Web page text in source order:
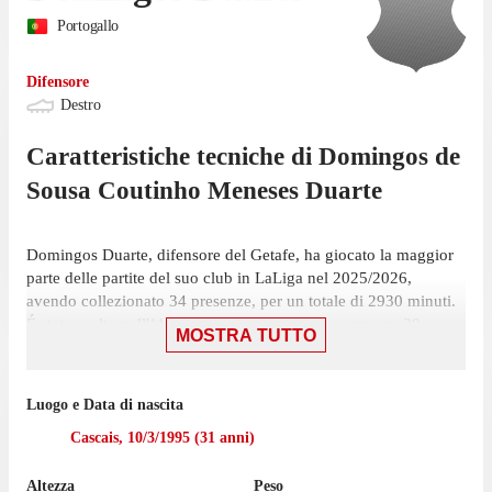
Portogallo
Difensore
Destro
Caratteristiche tecniche di Domingos de
Sousa Coutinho Meneses Duarte
Domingos Duarte, difensore del Getafe, ha giocato la maggior
parte delle partite del suo club in LaLiga nel 2025/2026,
avendo collezionato 34 presenze, per un totale di 2930 minuti.
É stato scelto nell'11 iniziale in tutte le 34 presenze, su 38
per 1-0 contro l'Osasuna, in cui ha giocato 90 minuti. In totale il
difensore ha realizzato 1 rete in questa stagione; ha inoltre
MOSTRA TUTTO
Luogo e Data di nascita
Cascais, 10/3/1995 (31 anni)
Altezza
Peso